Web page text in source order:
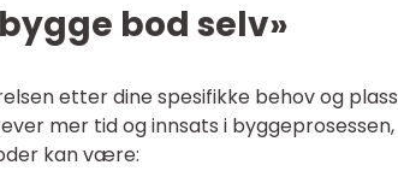
bod selv»
etter dine spesifikke behov og plass
mer tid og innsats i byggeprosessen,
kan være: